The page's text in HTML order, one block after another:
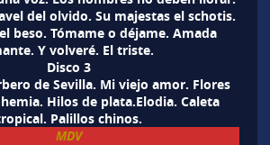
del olvido. Su majestas el schotis.
beso. Tómame o déjame. Amada
Y volveré. El triste.
Disco 3
de Sevilla. Mi viejo amor. Flores
Hilos de plata.Elodia. Caleta
Palillos chinos.
MDV